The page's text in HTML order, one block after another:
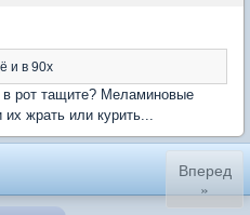
и в 90х
в рот тащите? Меламиновые
их жрать или курить...
Вперед
»